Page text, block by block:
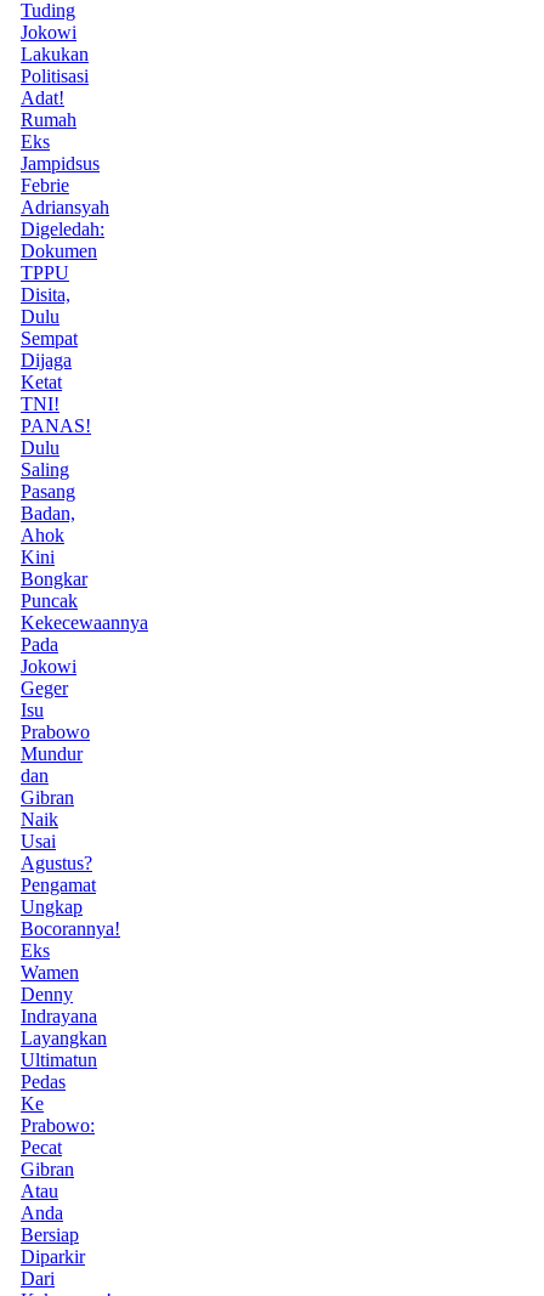
Tuding
Jokowi
Lakukan
Politisasi
Adat!
Rumah
Eks
Jampidsus
Febrie
Adriansyah
Digeledah:
Dokumen
TPPU
Disita,
Dulu
Sempat
Dijaga
Ketat
TNI!
PANAS!
Dulu
Saling
Pasang
Badan,
Ahok
Kini
Bongkar
Puncak
Kekecewaannya
Pada
Jokowi
Geger
Isu
Prabowo
Mundur
dan
Gibran
Naik
Usai
Agustus?
Pengamat
Ungkap
Bocorannya!
Eks
Wamen
Denny
Indrayana
Layangkan
Ultimatun
Pedas
Ke
Prabowo:
Pecat
Gibran
Atau
Anda
Bersiap
Diparkir
Dari